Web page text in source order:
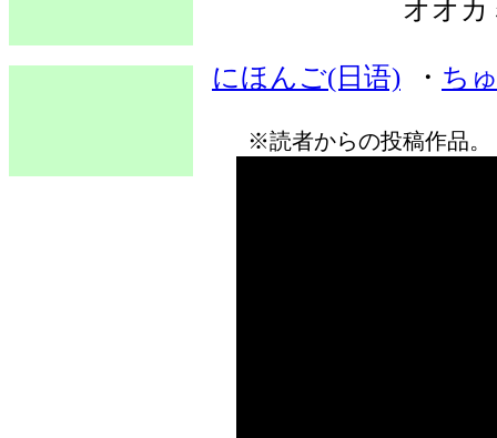
オオ
にほんご(日语) ・ ち
※読者からの投稿作品